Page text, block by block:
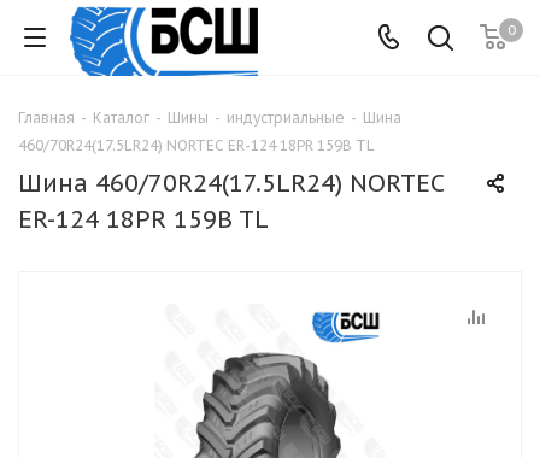
0
Главная - Каталог - Шины - индустриальные - Шина
460/70R24(17.5LR24) NORTEC ER-124 18PR 159B TL
Шина 460/70R24(17.5LR24) NORTEC
ER-124 18PR 159B TL